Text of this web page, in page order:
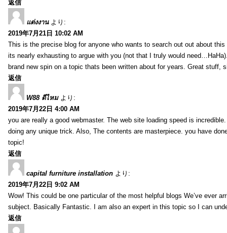
返信
แต่งงาน より:
2019年7月21日 10:02 AM
This is the precise blog for anyone who wants to search out out about
its nearly exhausting to argue with you (not that I truly would
brand new spin on a topic thats been written about for years. Great stuff,
返信
W88 ดีไหม より:
2019年7月22日 4:00 AM
you are really a good webmaster. The web site loading speed is
doing any unique trick. Also, The contents are masterpiece. you have
topic!
返信
capital furniture installation より:
2019年7月22日 9:02 AM
Wow! This could be one particular of the most helpful blogs We’ve ever
subject. Basically Fantastic. I am also an expert in this topic so I can
返信